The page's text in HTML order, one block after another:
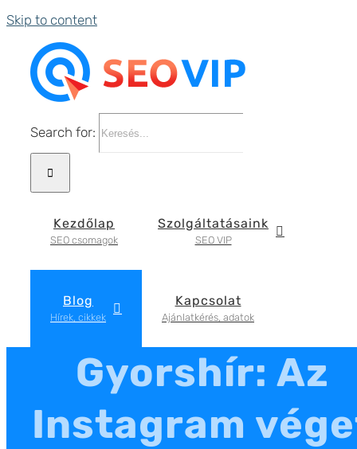
Skip to content
Search for:
Kezdőlap
SEO csomagok
Szolgáltatásaink
SEO VIP
Blog
Hírek, cikkek
Kapcsolat
Ajánlatkérés, adatok
Gyorshír: Az
Instagram